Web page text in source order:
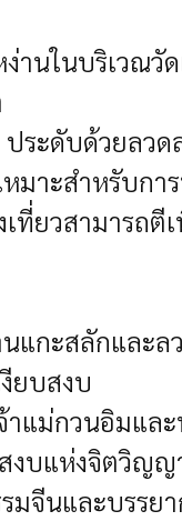
นในบริเวณวั
ระดับด้วยลว
หมาะสำหรับก
ที่ยวสามารถตี
แกะสลักและ
ยบสงบ
าแม่กวนอิมแล
บแห่งจิตวิญ
นและบรรย